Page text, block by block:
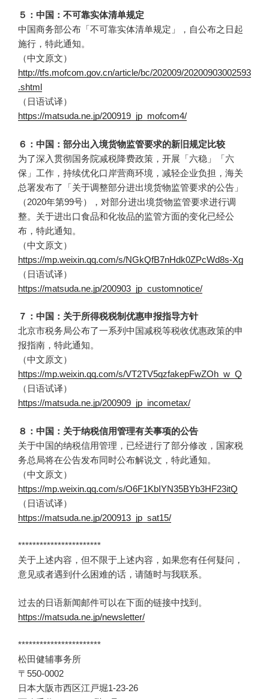
５：中国：不可靠实体清单规定
中国商务部公布「不可靠实体清单规定」，自公布之日起
施行，特此通知。
（中文原文）
http://tfs.mofcom.gov.cn/article/bc/202009/20200903002593
.shtml
（日语试译）
https://matsuda.ne.jp/200919_jp_mofcom4/
６：中国：部分出入境货物监管要求的新旧规定比较
为了深入贯彻国务院减税降费政策，开展「六稳」「六
保」工作，持续优化口岸营商环境，减轻企业负担，海关
总署发布了「关于调整部分进出境货物监管要求的公告」
（2020年第99号），对部分进出境货物监管要求进行调
整。关于进出口食品和化妆品的监管方面的变化已经公
布，特此通知。
（中文原文）
https://mp.weixin.qq.com/s/NGkQfB7nHdk0ZPcWd8s-Xg
（日语试译）
https://matsuda.ne.jp/200903_jp_customnotice/
７：中国：关于所得税税制优惠申报指导方针
北京市税务局公布了一系列中国减税等税收优惠政策的申
报指南，特此通知。
（中文原文）
https://mp.weixin.qq.com/s/VT2TV5qzfakepFwZOh_w_Q
（日语试译）
https://matsuda.ne.jp/200909_jp_incometax/
８：中国：关于纳税信用管理有关事项的公告
关于中国的纳税信用管理，已经进行了部分修改，国家税
务总局将在公告发布同时公布解说文，特此通知。
（中文原文）
https://mp.weixin.qq.com/s/O6F1KbIYN35BYb3HF23itQ
（日语试译）
https://matsuda.ne.jp/200913_jp_sat15/
***********************
关于上述内容，但不限于上述内容，如果您有任何疑问，
意见或者遇到什么困难的话，请随时与我联系。
过去的日语新闻邮件可以在下面的链接中找到。
https://matsuda.ne.jp/newsletter/
***********************
松田健辅事务所
〒550-0002
日本大阪市西区江戸堀1-23-26